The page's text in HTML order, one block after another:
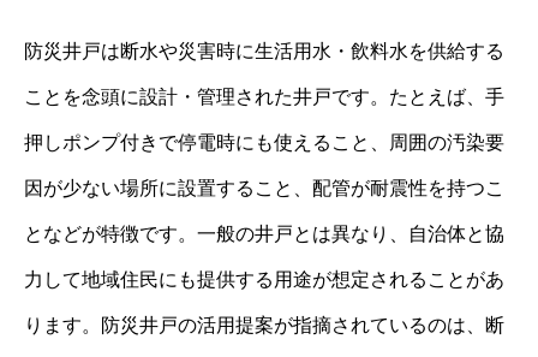
防災井戸は断水や災害時に生活用水・飲料水を供給する
ことを念頭に設計・管理された井戸です。たとえば、手
押しポンプ付きで停電時にも使えること、周囲の汚染要
因が少ない場所に設置すること、配管が耐震性を持つこ
となどが特徴です。一般の井戸とは異なり、自治体と協
力して地域住民にも提供する用途が想定されることがあ
ります。防災井戸の活用提案が指摘されているのは、断